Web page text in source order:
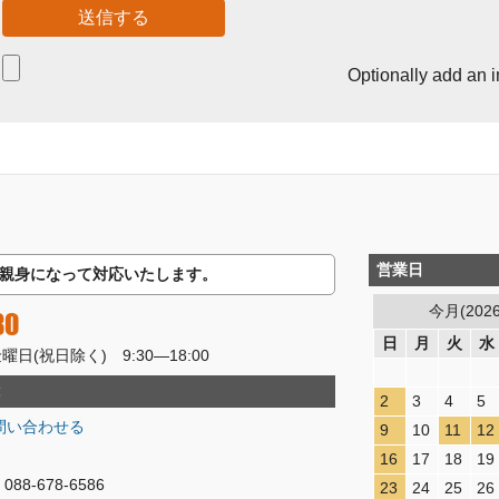
Optionally add an
身になって対応いたします。
曜日(祝日除く) 9:30―18:00
い合わせる
678-6586
営業日
今月
日
月 火 水
2 3 4
5
9
10 11
12
16
17 18
19
23
24 25 26